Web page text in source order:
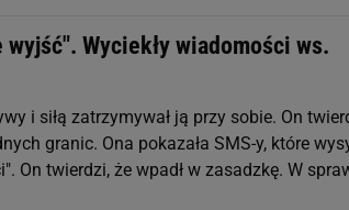
wyjść". Wyciekły wiadomości ws.
i siłą zatrzymywał ją przy sobie. On
granic. Ona pokazała SMS-y, które
On twierdzi, że wpadł w zasadzkę. W